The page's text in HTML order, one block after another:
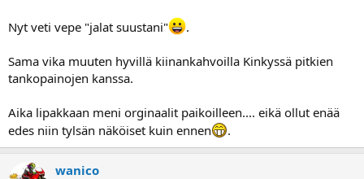
Nyt veti vepe "jalat suustani" .
Sama vika muuten hyvillä kiinankahvoilla Kinkyssä pitkien
tankopainojen kanssa.
Aika lipakkaan meni orginaalit paikoilleen.... eikä ollut enää
edes niin tylsän näköiset kuin ennen
.
wanico